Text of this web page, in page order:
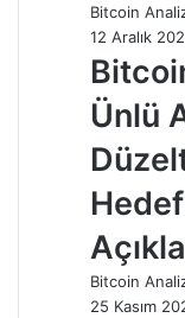
Bitcoin
12 Aralık
Ünlü
Bitcoin
25 Kasım